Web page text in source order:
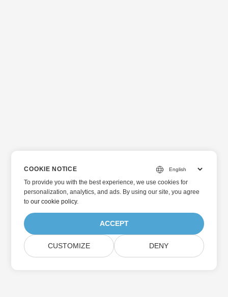
COOKIE NOTICE
To provide you with the best experience, we use cookies for
personalization, analytics, and ads. By using our site, you agree
toour cookie policy.
ACCEPT
CUSTOMIZE DENY